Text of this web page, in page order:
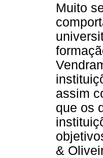
Muito
assim
que os
&